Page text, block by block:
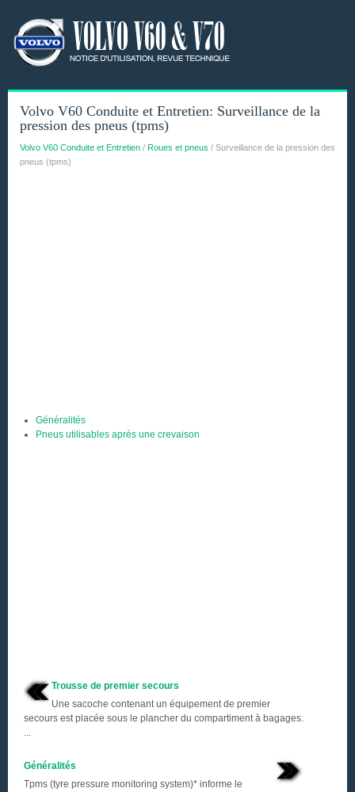
Volvo V60 Conduite et Entretien: Surveillance de la
pression des pneus (tpms)
Volvo V60 Conduite et Entretien / Roues et pneus / Surveillance de la pression des
pneus (tpms)
Généralités
Pneus utilisables après une crevaison
Trousse de premier secours
Une sacoche contenant un équipement de premier
secours est placée sous le plancher du compartiment à bagages.
...
Généralités
Tpms (tyre pressure monitoring system)* informe le